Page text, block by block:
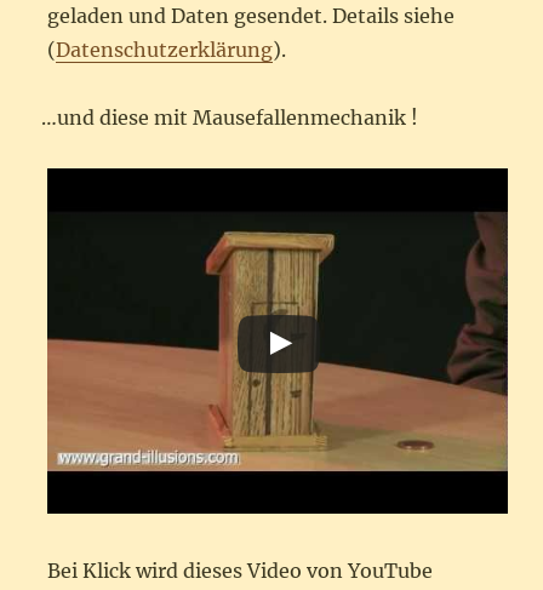
geladen und Daten gesendet. Details siehe
(Datenschutzerklärung).
…und diese mit Mausefallenmechanik !
Bei Klick wird dieses Video von YouTube